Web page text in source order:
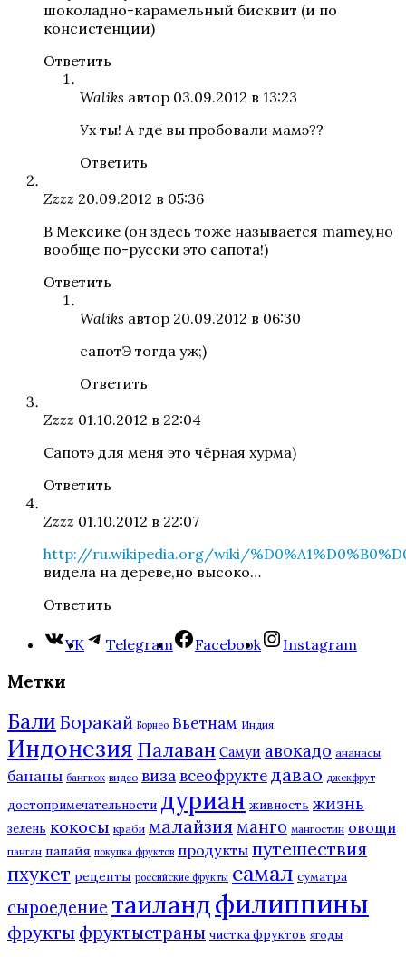
шоколадно-карамельный бисквит (и по
консистенции)
Ответить
Waliks автор 03.09.2012 в 13:23
Ух ты! А где вы пробовали мамэ??
Ответить
Zzzz 20.09.2012 в 05:36
В Мексике (он здесь тоже называется mamey,но
вообще по-русски это сапота!)
Ответить
Waliks автор 20.09.2012 в 06:30
сапотЭ тогда уж;)
Ответить
Zzzz 01.10.2012 в 22:04
Сапотэ для меня это чёрная хурма)
Ответить
Zzzz 01.10.2012 в 22:07
http://ru.wikipedia.org/wiki/
видела на дереве,но высоко…
Ответить
VK Telegram Facebook Instagram
Метки
Бали Боракай Борнео Вьетнам Индия
Индонезия Палаван Самуи авокадо ананасы
бананы бангкок видео виза всеофруктедавао джекфрут
достопримечательности дуриан живность жизнь
зелень кокосы краби малайзияманго мангостин овощи
панган папайя покупка фруктов продукты путешествия
пхукет рецепты российские фрукты самал суматра
сыроедение таиландфилиппины
фрукты фруктыстраны чистка фруктов ягоды